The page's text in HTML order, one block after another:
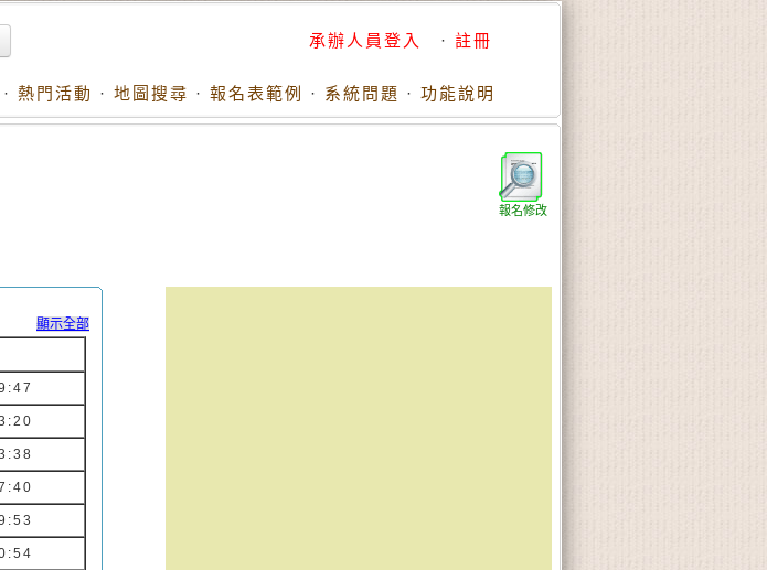
承辦人員登入 · 註冊
· 熱門活動 · 地圖搜尋 · 報名表範例 · 系統問題 · 功能說明
報名修改
顯示全部